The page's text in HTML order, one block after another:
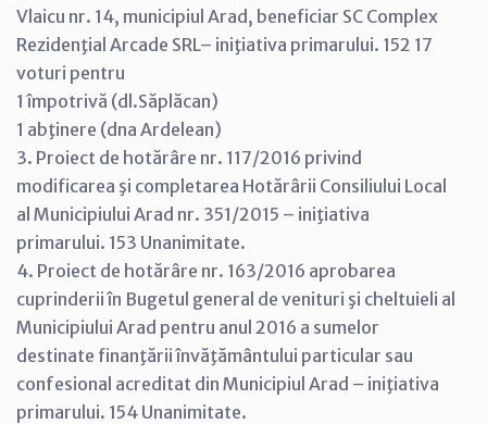
Vlaicu nr. 14, municipiul Arad, beneficiar SC Complex
Rezidenţial Arcade SRL– iniţiativa primarului. 152 17
voturi pentru
1 împotrivă (dl.Săplăcan)
1 abţinere (dna Ardelean)
3. Proiect de hotărâre nr. 117/2016 privind
modificarea şi completarea Hotărârii Consiliului Local
al Municipiului Arad nr. 351/2015 – iniţiativa
primarului. 153 Unanimitate.
4. Proiect de hotărâre nr. 163/2016 aprobarea
cuprinderii în Bugetul general de venituri şi cheltuieli al
Municipiului Arad pentru anul 2016 a sumelor
destinate finanţării învăţământului particular sau
confesional acreditat din Municipiul Arad – iniţiativa
primarului. 154 Unanimitate.